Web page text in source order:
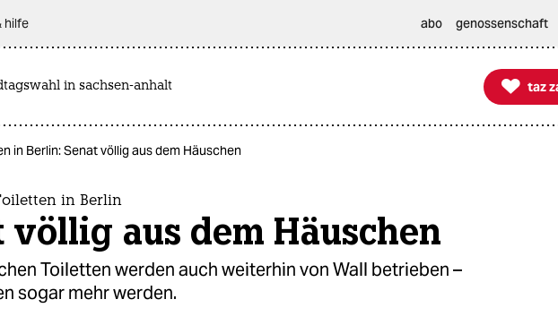
hilfe abo genossenschaft
in sachsen-anhalt 
taz zahl
taz
in Berlin: Senat völlig aus dem Häuschen
in Berlin
völlig aus dem Häuschen
Toiletten werden auch weiterhin von Wall betrieben –
sogar mehr werden.